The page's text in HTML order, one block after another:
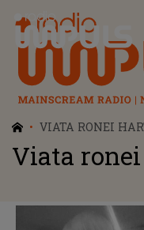
Radio Impuls
VIATA RONEI
Viata